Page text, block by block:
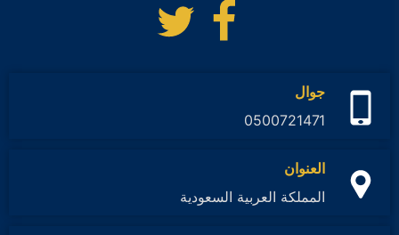
تابعنا
تابعنا
على
جوال
0500721471
العنوان
المملكة العربية السعودية